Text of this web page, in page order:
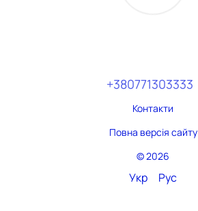
+380771303333
Контакти
Повна версія сайту
© 2026
Укр Рус